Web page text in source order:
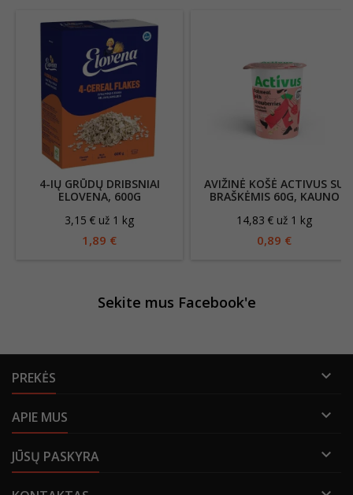
4-IŲ GRŪDŲ DRIBSNIAI
ELOVENA, 600G
3,15 € už 1 kg
1,89 €
AVIŽINĖ KOŠĖ ACTIVUS SU
BRAŠKĖMIS 60G, KAUNO
14,83 € už 1 kg
0,89 €
Sekite mus Facebook'e
PREKĖS 
APIE MUS 
JŪSŲ PASKYRA 